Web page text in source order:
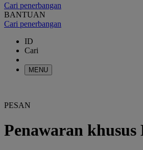
Cari penerbangan
BANTUAN
Cari penerbangan
ID
Cari
MENU
PESAN
Penawaran khusus